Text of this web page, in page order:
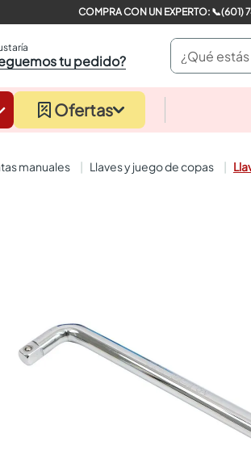
COMPRA CON UN
tu pedido?
¿Qué estás
Ofertas
manuales llaves y juego de copas
closet
sanitarios